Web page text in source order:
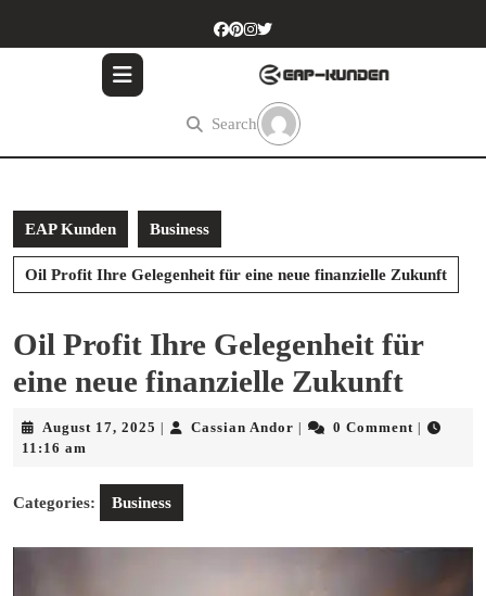
Search
EAP Kunden Business
Oil Profit Ihre Gelegenheit für eine neue finanzielle Zukunft
Oil Profit Ihre Gelegenheit für
eine neue finanzielle Zukunft
August 17, 2025 AugustCassian Andor Cassian0 Comment
11:16 am
Categories: Business